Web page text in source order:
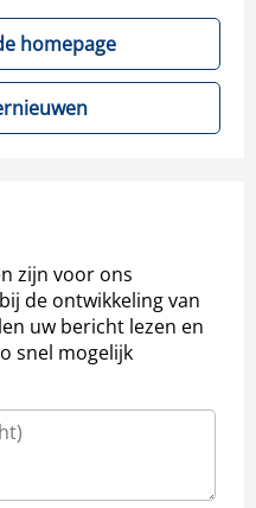
homepage
zijn voor ons
de ontwikkeling van
uw bericht lezen en
snel mogelijk